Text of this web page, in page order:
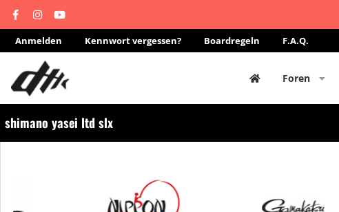
Anmelden Kennwort vergessen? Boardregeln F.A.Q.
Foren
shimano yasei ltd slx